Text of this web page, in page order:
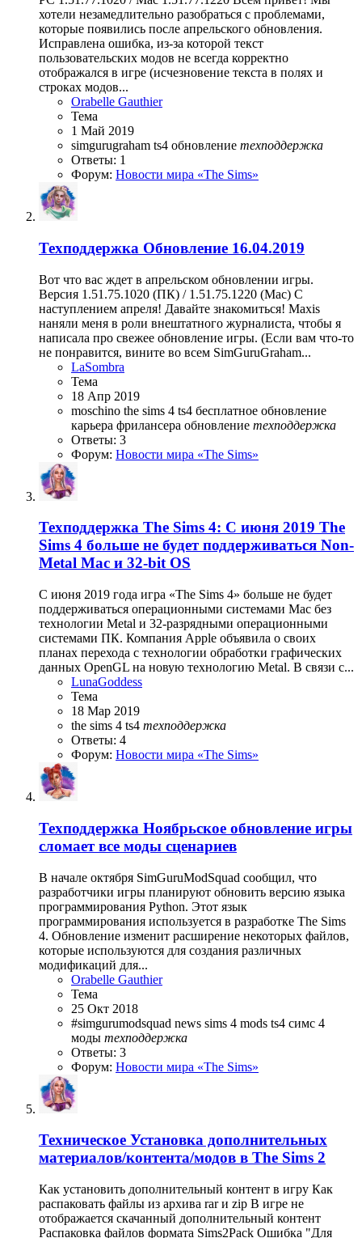
хотели незамедлительно разобраться с проблемами,
которые появились после апрельского обновления.
Исправлена ошибка, из-за которой текст
пользовательских модов не всегда корректно
отображался в игре (исчезновение текста в полях и
строках модов...
Orabelle Gauthier
Тема
1 Май 2019
simgurugraham ts4 обновление техподдержка
Ответы: 1
Форум: Новости мира «The Sims»
Техподдержка Обновление 16.04.2019
Вот что вас ждет в апрельском обновлении игры.
Версия 1.51.75.1020 (ПК) / 1.51.75.1220 (Mac) С
наступлением апреля! Давайте знакомиться! Maxis
наняли меня в роли внештатного журналиста, чтобы я
написала про свежее обновление игры. (Если вам что-то
не понравится, вините во всем SimGuruGraham...
LaSombra
Тема
18 Апр 2019
moschino the sims 4 ts4 бесплатное обновление
карьера фрилансера обновление техподдержка
Ответы: 3
Форум: Новости мира «The Sims»
Техподдержка The Sims 4: С июня 2019 The
Sims 4 больше не будет поддерживаться Non-
Metal Mac и 32-bit OS
С июня 2019 года игра «The Sims 4» больше не будет
поддерживаться операционными системами Mac без
технологии Metal и 32-разрядными операционными
системами ПК. Компания Apple объявила о своих
планах перехода с технологии обработки графических
данных OpenGL на новую технологию Metal. В связи с...
LunaGoddess
Тема
18 Мар 2019
the sims 4 ts4 техподдержка
Ответы: 4
Форум: Новости мира «The Sims»
Техподдержка Ноябрьское обновление игры
сломает все моды сценариев
В начале октября SimGuruModSquad сообщил, что
разработчики игры планируют обновить версию языка
программирования Python. Этот язык
программирования используется в разработке The Sims
4. Обновление изменит расширение некоторых файлов,
которые используются для создания различных
модификаций для...
Orabelle Gauthier
Тема
25 Окт 2018
#simgurumodsquad news sims 4 mods ts4 симс 4
моды техподдержка
Ответы: 3
Форум: Новости мира «The Sims»
Техническое Установка дополнительных
материалов/контента/модов в The Sims 2
Как установить дополнительный контент в игру Как
распаковать файлы из архива rar и zip В игре не
отображается скачанный дополнительный контент
Распаковка файлов формата Sims2Pack Ошибка "Для